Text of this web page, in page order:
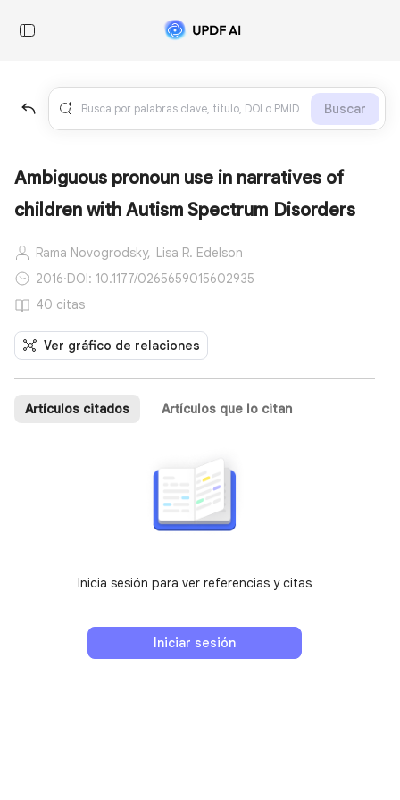
Buscar
Ambiguous pronoun use in narratives of
children with Autism Spectrum Disorders
Rama Novogrodsky, Lisa R. Edelson
2016·DOI: 10.1177/0265659015602935
40 citas
Ver gráfico de relaciones
Artículos citados Artículos que lo citan
Inicia sesión para ver referencias y citas
Iniciar sesión